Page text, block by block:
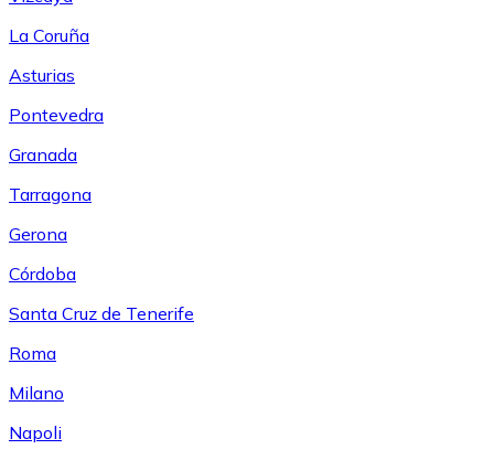
La Coruña
Asturias
Pontevedra
Granada
Tarragona
Gerona
Córdoba
Santa Cruz de Tenerife
Roma
Milano
Napoli